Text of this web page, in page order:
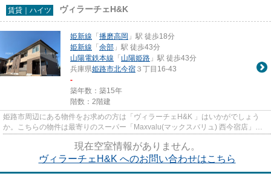
賃貸｜ハイツ ヴィラーチェH&K
姫新線 「播磨高岡 」駅 徒歩18分
姫新線 「余部 」駅 徒歩43分
山陽電鉄本線 「山陽姫路 」駅 徒歩43分
兵庫県姫路市北今宿 ３丁目16-43
-
築年数：築15年
階数：2階建
姫路市周辺にある物件をお求めの方は「ヴィラーチェH&K 」はいかがでしょう
か。こちらの物件は最寄りのスーパー「Maxvalu(マックスバリュ) 西今宿店」が
500m以内にあります。通風...
現在空室情報がありません。
ヴィラーチェH&K へのお問い合わせはこちら